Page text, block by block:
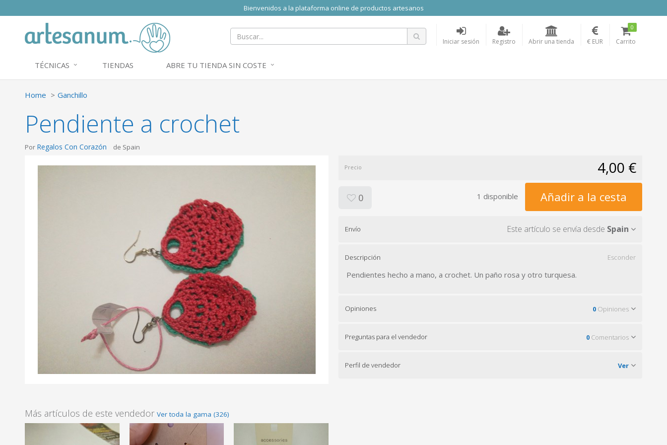
Bienvenidos a la plataforma online de productos artesanos
Iniciar sesión Registro Abrir una tienda € EUR Carrito
0
TÉCNICAS TIENDAS ABRE TU TIENDA SIN COSTE
Home Ganchillo
Pendiente a crochet
Por Regalos Con Corazón de Spain
Más artículos de este vendedor Ver toda la gama (326)
Precio 4,00 €
0 1 disponible Añadir a la cesta
Envío Este artículo se envía desde Spain
Descripción Esconder
Pendientes hecho a mano, a crochet. Un paño rosa y otro turquesa.
Opiniones 0 Opiniones
Preguntas para el vendedor 0 Comentarios
Perfil de vendedor Ver